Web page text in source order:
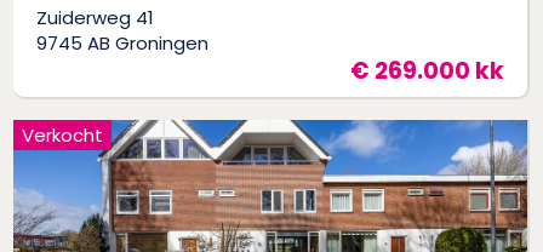
Zuiderweg 41
9745 AB Groningen
€ 269.000 kk
Verkocht